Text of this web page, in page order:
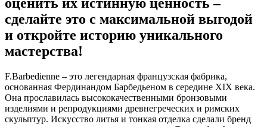
сделайте это с максимальной выгодой
и откройте историю уникального
мастерства!
F.Barbedienne – это легендарная французская фабрика,
основанная Фердинандом Барбедьеном в середине XIX века.
Она прославилась высококачественными бронзовыми
изделиями и репродукциями древнегреческих и римских
скульптур. Искусство литья и тонкая отделка сделали бренд